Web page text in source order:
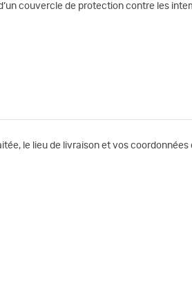
couvercle de protection contre les
le lieu de livraison et vos